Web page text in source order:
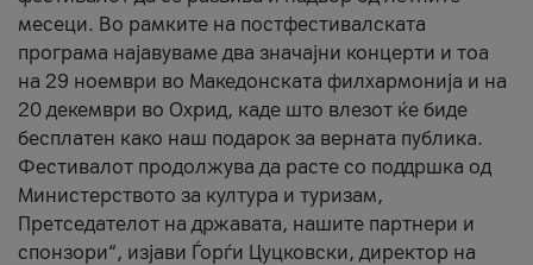
месеци. Во рамките на постфестивалската
програма најавуваме два значајни концерти и тоа
на 29 ноември во Македонската филхармонија и на
20 декември во Охрид, каде што влезот ќе биде
бесплатен како наш подарок за верната публика.
Фестивалот продолжува да расте со поддршка од
Министерството за култура и туризам,
Претседателот на државата, нашите партнери и
спонзори“, изјави Ѓорѓи Цуцковски, директор на